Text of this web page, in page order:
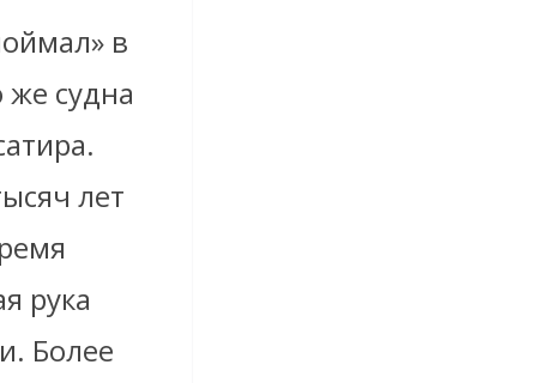
в
же судна
лет
рука
Более